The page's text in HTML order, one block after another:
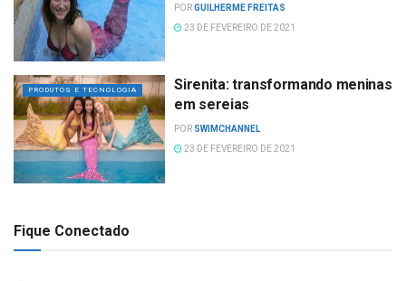
PORGUILHERME FREITAS
23 DE FEVEREIRO DE 2021
PRODUTOS E TECNOLOGIA
Sirenita: transformando meninas
em sereias
POR SWIMCHANNEL
23 DE FEVEREIRO DE 2021
Fique Conectado